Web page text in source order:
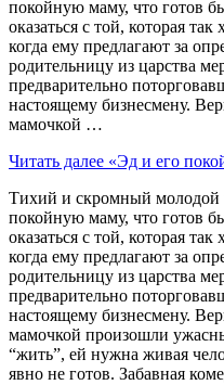
покойную маму, что готов
оказаться с той, которая
когда ему предлагают за
родительницу из царства
предварительно
настоящему бизнесмену.
мамочкой …
Читать далее «Эд и его
Тихий и скромный молодой
покойную маму, что готов
оказаться с той, которая
когда ему предлагают за
родительницу из царства
предварительно
настоящему бизнесмену.
мамочкой произошли
“жить”, ей нужна живая
явно не готов. Забавная